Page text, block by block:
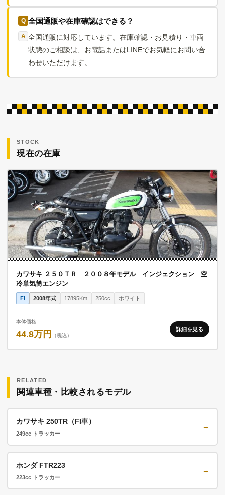
全国通販や在庫確認はできる？
全国通販に対応しています。在庫確認・お見積り・車両
状態のご相談は、お電話またはLINEでお気軽にお問い合
わせいただけます。
STOCK
現在の在庫
カワサキ ２５０ＴＲ ２００８年モデル インジェクション 空
冷単気筒エンジン
FI 2008年式 17895Km 250cc ホワイト
本体価格
44.8万円 （税込）
詳細を見る
RELATED
関連車種・比較されるモデル
カワサキ 250TR（FI車）
249cc トラッカー
→
ホンダ FTR223
223cc トラッカー
→